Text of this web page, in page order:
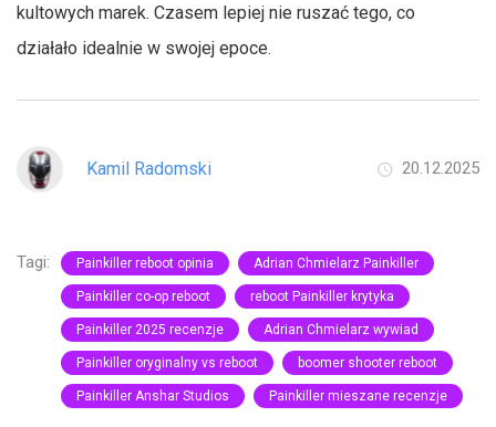
kultowych marek. Czasem lepiej nie ruszać tego, co
działało idealnie w swojej epoce.
Kamil Radomski 20.12.2025
Tagi: Painkiller reboot opinia Adrian Chmielarz Painkiller
Painkiller co-op reboot reboot Painkiller krytyka
Painkiller 2025 recenzje Adrian Chmielarz wywiad
Painkiller oryginalny vs reboot boomer shooter reboot
Painkiller Anshar Studios Painkiller mieszane recenzje